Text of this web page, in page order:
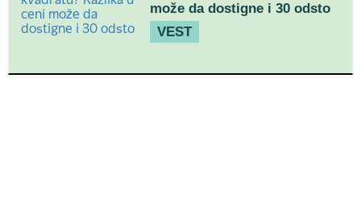
može da dostigne i 30 odsto
VEST